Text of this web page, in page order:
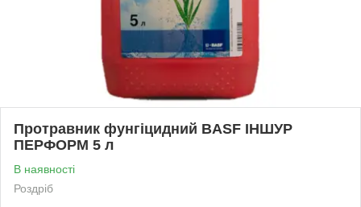
Протравник фунгіцидний BASF ІНШУР
ПЕРФОРМ 5 л
В наявності
Роздріб